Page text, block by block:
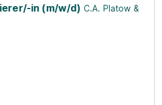
in (m/w/d) C.A. Platow &